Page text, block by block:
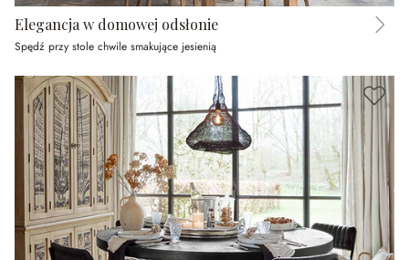
Elegancja w domowej odsłonie
Spędź przy stole chwile smakujące jesienią